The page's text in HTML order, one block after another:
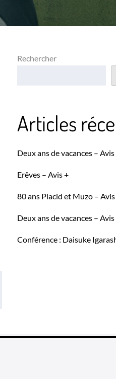
Rechercher
Articles
Deux ans de vacances –
Erêves – Avis +
80 ans Placid et Muzo –
Deux ans de vacances –
Conférence : Daisuke